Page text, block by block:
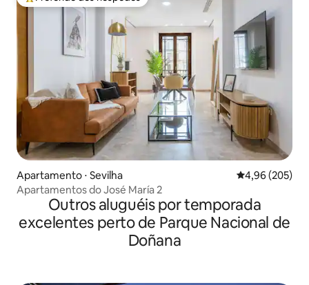
Entre os melhores preferidos dos hóspedes
Apartamento ⋅ Sevilha 4,96 de uma
4,96 (205)
Apartamentos do José María 2
Outros aluguéis por temporada
excelentes perto de Parque Nacional de
Doñana